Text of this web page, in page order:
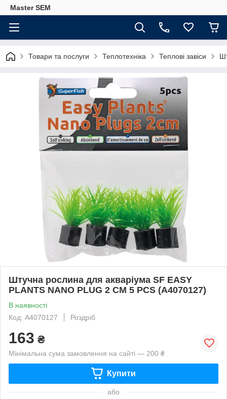
Master SEM
Товари та послуги Теплотехніка Теплові завіси
Штучна рослина для акваріума SF EASY
PLANTS NANO PLUG 2 CM 5 PCS (A4070127)
В наявності
Код: A4070127
Роздріб
163 ₴
Мінімальна сума замовлення на сайті — 200 ₴
Купити
або